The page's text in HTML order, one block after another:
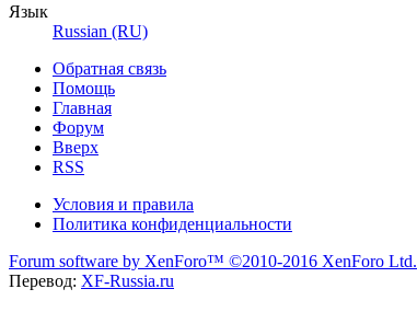
Язык
Russian (RU)
Обратная связь
Помощь
Главная
Форум
Вверх
RSS
Условия и правила
Политика конфиденциальности
Forum software by XenForo™ ©2010-2016 XenForo Ltd.
Перевод: XF-Russia.ru